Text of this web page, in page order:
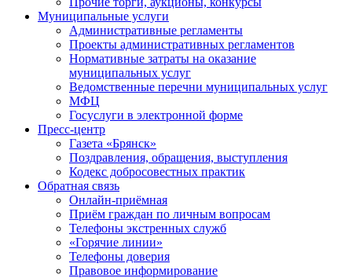
Муниципальные услуги
Административные регламенты
Проекты административных регламентов
Нормативные затраты на оказание
муниципальных услуг
Ведомственные перечни муниципальных услуг
МФЦ
Госуслуги в электронной форме
Пресс-центр
Газета «Брянск»
Поздравления, обращения, выступления
Кодекс добросовестных практик
Обратная связь
Онлайн-приёмная
Приём граждан по личным вопросам
Телефоны экстренных служб
«Горячие линии»
Телефоны доверия
Правовое информирование